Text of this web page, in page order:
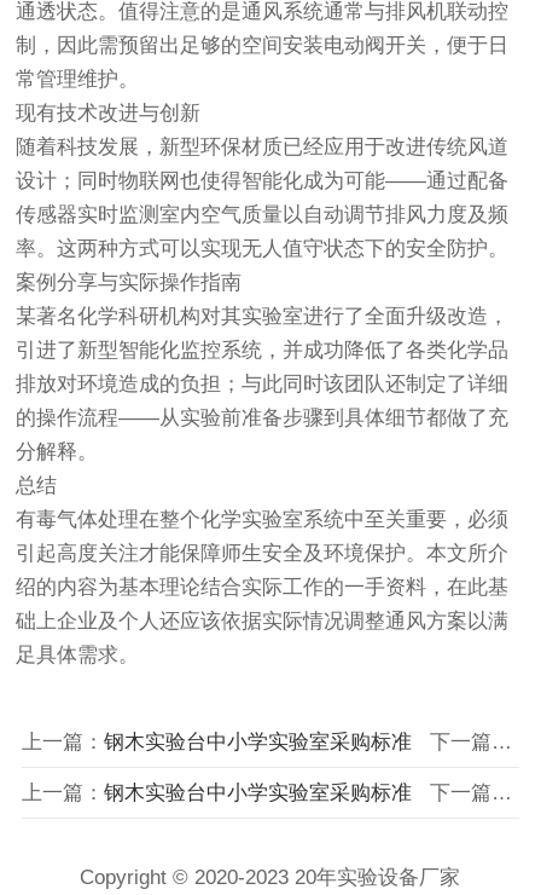
通透状态。值得注意的是通风系统通常与排风机联动控
制，因此需预留出足够的空间安装电动阀开关，便于日
常管理维护。
现有技术改进与创新
随着科技发展，新型环保材质已经应用于改进传统风道
设计；同时物联网也使得智能化成为可能——通过配备
传感器实时监测室内空气质量以自动调节排风力度及频
率。这两种方式可以实现无人值守状态下的安全防护。
案例分享与实际操作指南
某著名化学科研机构对其实验室进行了全面升级改造，
引进了新型智能化监控系统，并成功降低了各类化学品
排放对环境造成的负担；与此同时该团队还制定了详细
的操作流程——从实验前准备步骤到具体细节都做了充
分解释。
总结
有毒气体处理在整个化学实验室系统中至关重要，必须
引起高度关注才能保障师生安全及环境保护。本文所介
绍的内容为基本理论结合实际工作的一手资料，在此基
础上企业及个人还应该依据实际情况调整通风方案以满
足具体需求。
上一篇： 钢木实验台中小学实验室采购标准下一篇：没有了
上一篇： 钢木实验台中小学实验室采购标准下一篇：没有了
Copyright © 2020-2023 20年实验设备厂家